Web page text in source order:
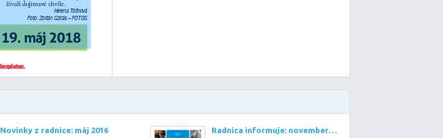
Novinky z radnice: máj 2016 Radnica informuje: november 2017